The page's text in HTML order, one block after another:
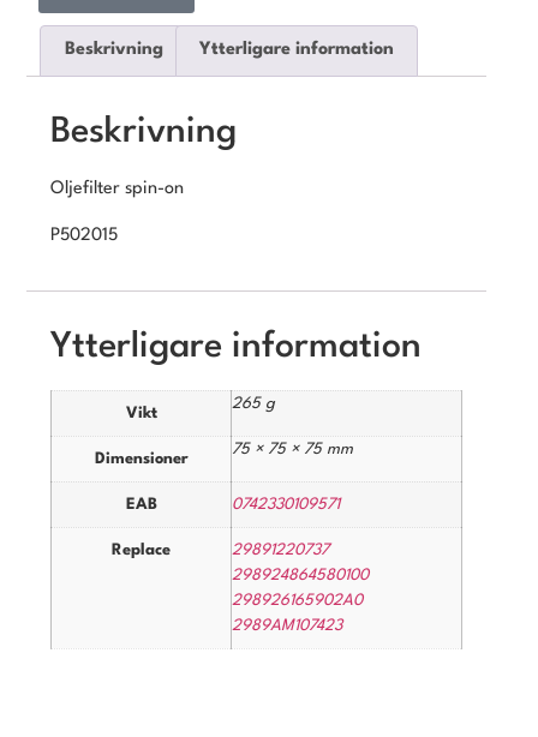
Beskrivning Ytterligare information
Beskrivning
Oljefilter spin-on
P502015
Ytterligare information
Vikt
265 g
Dimensioner
75 × 75 × 75 mm
EAB 0742330109571
Replace
29891220737
298924864580100
298926165902A0
2989AM107423